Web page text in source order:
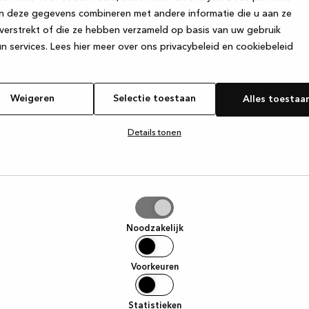
deze gegevens combineren met andere informatie die u aan ze
of die ze hebben verzameld op basis van uw gebruik
services. Lees hier meer over ons privacybeleid en cookiebeleid
Weigeren Selectie toestaan Alles
Details tonen
Noodzakelijk
Voorkeuren
Statistieken
has occurred while loadingwww.kvik.be (see the